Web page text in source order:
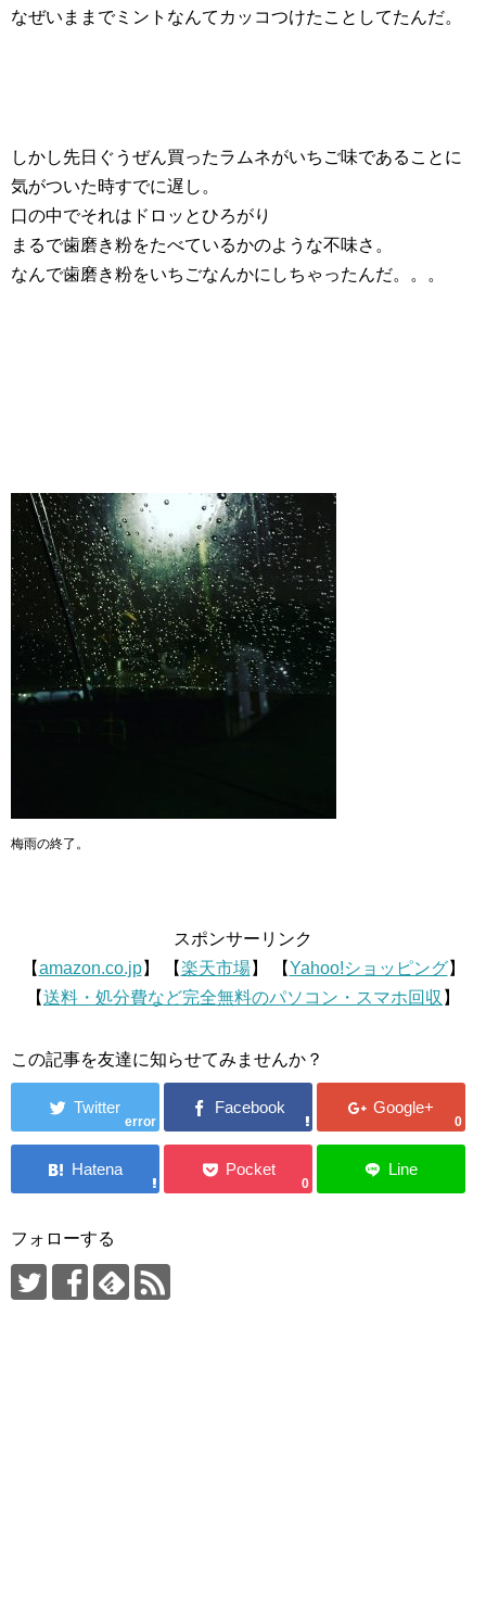
なぜいままでミントなんてカッコつけたことしてたんだ。
しかし先日ぐうぜん買ったラムネがいちご味であることに
気がついた時すでに遅し。
口の中でそれはドロッとひろがり
まるで歯磨き粉をたべているかのような不味さ。
なんで歯磨き粉をいちごなんかにしちゃったんだ。。。
梅雨の終了。
スポンサーリンク
【amazon.co.jp】 【楽天市場】 【Yahoo!ショッピング】
【送料・処分費など完全無料のパソコン・スマホ回収 】
この記事を友達に知らせてみませんか？
error 0
0
フォローする